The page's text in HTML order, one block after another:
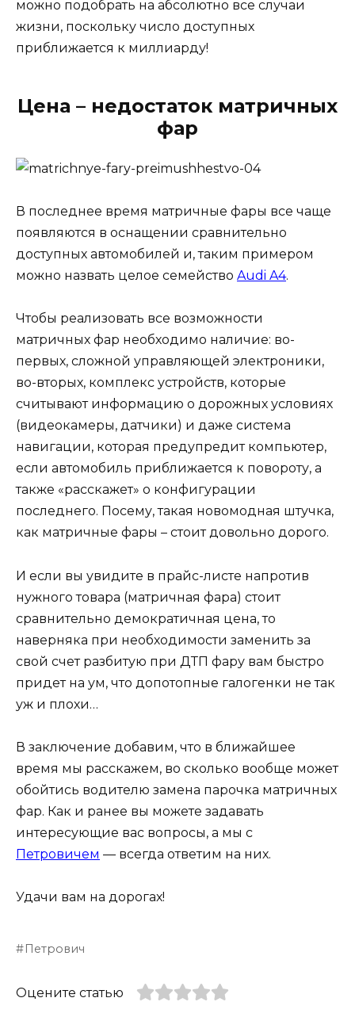
можно подобрать на абсолютно все случаи
жизни, поскольку число доступных
приближается к миллиарду!
Цена – недостаток матричных
фар
В последнее время матричные фары все чаще
появляются в оснащении сравнительно
доступных автомобилей и, таким примером
можно назвать целое семейство Audi A4.
Чтобы реализовать все возможности
матричных фар необходимо наличие: во-
первых, сложной управляющей электроники,
во-вторых, комплекс устройств, которые
считывают информацию о дорожных условиях
(видеокамеры, датчики) и даже система
навигации, которая предупредит компьютер,
если автомобиль приближается к повороту, а
также «расскажет» о конфигурации
последнего. Посему, такая новомодная штучка,
как матричные фары – стоит довольно дорого.
И если вы увидите в прайс-листе напротив
нужного товара (матричная фара) стоит
сравнительно демократичная цена, то
наверняка при необходимости заменить за
свой счет разбитую при ДТП фару вам быстро
придет на ум, что допотопные галогенки не так
уж и плохи…
В заключение добавим, что в ближайшее
время мы расскажем, во сколько вообще может
обойтись водителю замена парочка матричных
фар. Как и ранее вы можете задавать
интересующие вас вопросы, а мы с
Петровичем — всегда ответим на них.
Удачи вам на дорогах!
Петрович
Оцените статью